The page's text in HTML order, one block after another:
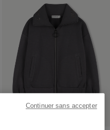
Continuer sans accepter